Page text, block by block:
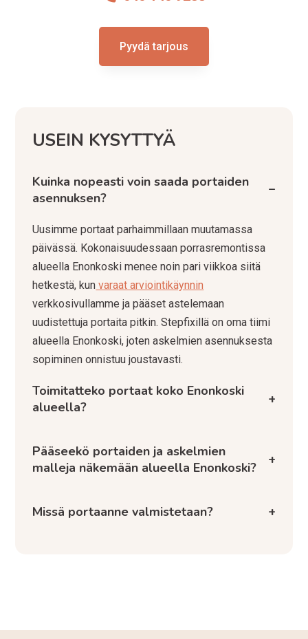
Pyydä tarjous
USEIN KYSYTTYÄ
Kuinka nopeasti voin saada portaiden
asennuksen?
−
Uusimme portaat parhaimmillaan muutamassa
päivässä. Kokonaisuudessaan porrasremontissa
alueella Enonkoski menee noin pari viikkoa siitä
hetkestä, kun varaat arviointikäynnin
verkkosivullamme ja pääset astelemaan
uudistettuja portaita pitkin. Stepfixillä on oma tiimi
alueella Enonkoski, joten askelmien asennuksesta
sopiminen onnistuu joustavasti.
Toimitatteko portaat koko Enonkoski
alueella?
+
Pääseekö portaiden ja askelmien
malleja näkemään alueella Enonkoski?
+
Missä portaanne valmistetaan? +